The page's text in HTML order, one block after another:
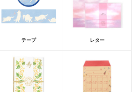
テープ レター